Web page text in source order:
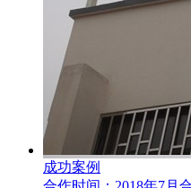
成功案例